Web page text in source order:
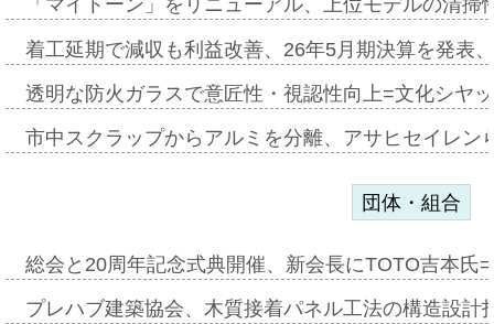
「マイトーン」をリニューアル、上位モデルの清
着工延期で減収も利益改善、26年5月期決算を発表
透明な防火ガラスで意匠性・視認性向上=文化シヤ
市中スクラップからアルミを分離、アサヒセイレ
団体・組合
総会と20周年記念式典開催、新会長にTOTO吉本氏
プレハブ建築協会、木質接着パネル工法の構造設